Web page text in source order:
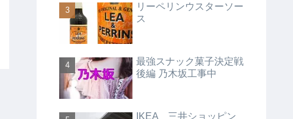
リーペリンウスターソー
ス
最強スナック菓子決定戦
後編 乃木坂工事中
IKEA 三井ショッピン